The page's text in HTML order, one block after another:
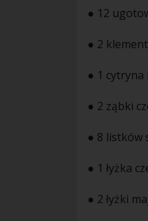
● 12
● 2
● 1 cytryna
● 2 ząbki
● 8 listków
● 1 łyżka
● 2 łyżki